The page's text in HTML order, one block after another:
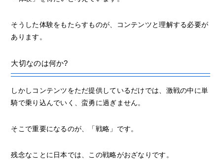
そうした体験をもたらすものが、コンテンツと理解する必要が
あります。
大切なのは何か?
しかしコンテンツをただ提供しているだけでは、激戦の中に単
騎で乗り込んでいく、蛮勇に過ぎません。
そこで重要になるのが、「戦略」です。
残念なことに日本では、この戦略がおざなりです。